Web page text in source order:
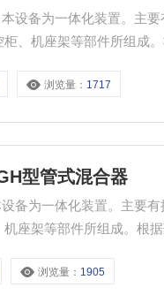
、机座架等部件所组成
浏览量： 1717
型管式混合器
座架等部件所组成。根
浏览量： 1905